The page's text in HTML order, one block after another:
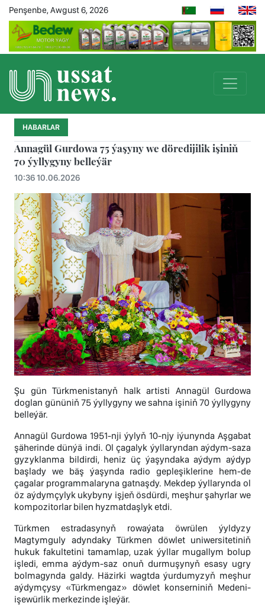
Penşenbe, Awgust 6, 2026
HABARLAR
Annagül Gurdowa 75 ýaşyny we döredijilik işiniň
70 ýyllygyny belleýär
10:36 10.06.2026
Şu gün Türkmenistanyň halk artisti Annagül Gurdowa
doglan gününiň 75 ýyllygyny we sahna işiniň 70 ýyllygyny
belleýär.
Annagül Gurdowa 1951-nji ýylyň 10-njy iýunynda Aşgabat
şäherinde dünýä indi. Ol çagalyk ýyllaryndan aýdym-saza
gyzyklanma bildirdi, heniz üç ýaşyndaka aýdym aýdyp
başlady we bäş ýaşynda radio gepleşiklerine hem-de
çagalar programmalaryna gatnaşdy. Mekdep ýyllarynda ol
öz aýdymçylyk ukybyny işjeň ösdürdi, meşhur şahyrlar we
kompozitorlar bilen hyzmatdaşlyk etdi.
Türkmen estradasynyň rowaýata öwrülen ýyldyzy
Magtymguly adyndaky Türkmen döwlet uniwersitetiniň
hukuk fakultetini tamamlap, uzak ýyllar mugallym bolup
işledi, emma aýdym-saz onuň durmuşynyň esasy ugry
bolmagynda galdy. Häzirki wagtda ýurdumyzyň meşhur
aýdymçysy «Türkmengaz» döwlet konserniniň Medeni-
işewürlik merkezinde işleýär.